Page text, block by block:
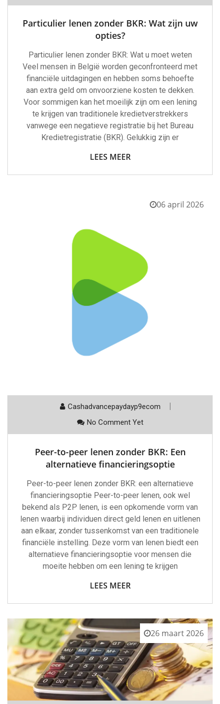
Particulier lenen zonder BKR: Wat zijn uw
opties?
Particulier lenen zonder BKR: Wat u moet weten
Veel mensen in België worden geconfronteerd met
financiële uitdagingen en hebben soms behoefte
aan extra geld om onvoorziene kosten te dekken.
Voor sommigen kan het moeilijk zijn om een lening
te krijgen van traditionele kredietverstrekkers
vanwege een negatieve registratie bij het Bureau
Kredietregistratie (BKR). Gelukkig zijn er
LEES MEER
06 april 2026
Cashadvancepaydayp9ecom
No Comment Yet
Peer-to-peer lenen zonder BKR: Een
alternatieve financieringsoptie
Peer-to-peer lenen zonder BKR: een alternatieve
financieringsoptie Peer-to-peer lenen, ook wel
bekend als P2P lenen, is een opkomende vorm van
lenen waarbij individuen direct geld lenen en uitlenen
aan elkaar, zonder tussenkomst van een traditionele
financiële instelling. Deze vorm van lenen biedt een
alternatieve financieringsoptie voor mensen die
moeite hebben om een lening te krijgen
LEES MEER
26 maart 2026